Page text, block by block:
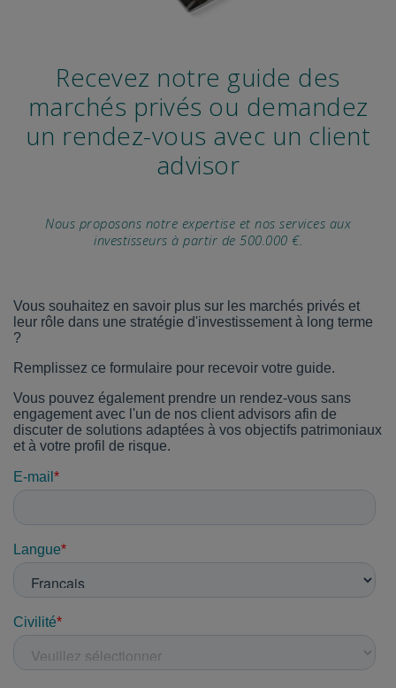
Recevez notre guide des
marchés privés ou demandez
un rendez-vous avec un client
advisor
Nous proposons notre expertise et nos services aux
investisseurs à partir de 500.000 €.